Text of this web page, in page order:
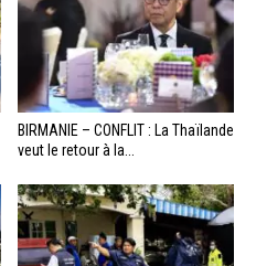
BIRMANIE – CONFLIT : La Thaïlande
veut le retour à la...